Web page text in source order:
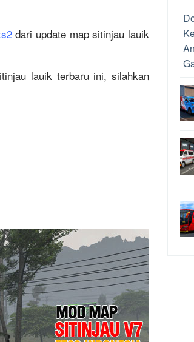
dari update map sitinjau lauik
lauik terbaru ini, silahkan